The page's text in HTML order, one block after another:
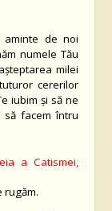
aminte de noi
numele Tău
milei
cererilor
iubim și să ne
să facem întru
a Catismei,
rugăm.